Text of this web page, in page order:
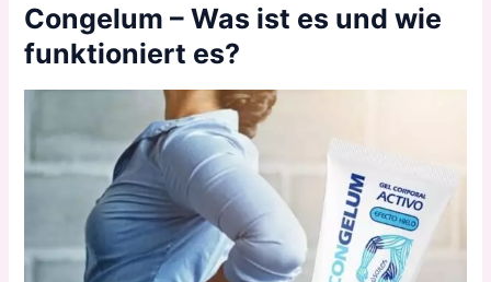
Congelum – Was ist es und wie
funktioniert es?